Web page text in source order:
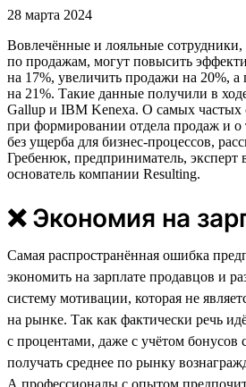
28 марта 2024
Вовлечённые и лояльные
по продажам, могут повысить
на 17%, увеличить продажи на 20%,
на 21%. Такие данные получили в
Gallup и IBM Kenexa. О самых частых
при формировании отдела продаж и о
без ущерба для бизнес-процессов,
Гребенюк, предприниматель, эксперт
основатель компании Resulting.
❌ Экономия на
Самая распространённая ошибка
экономить на зарплате продавцов и
систему мотивации, которая не
на рынке. Так как фактически речь
с процентами, даже с учётом бонусов
получать среднее по рынку
А профессионалы с опытом